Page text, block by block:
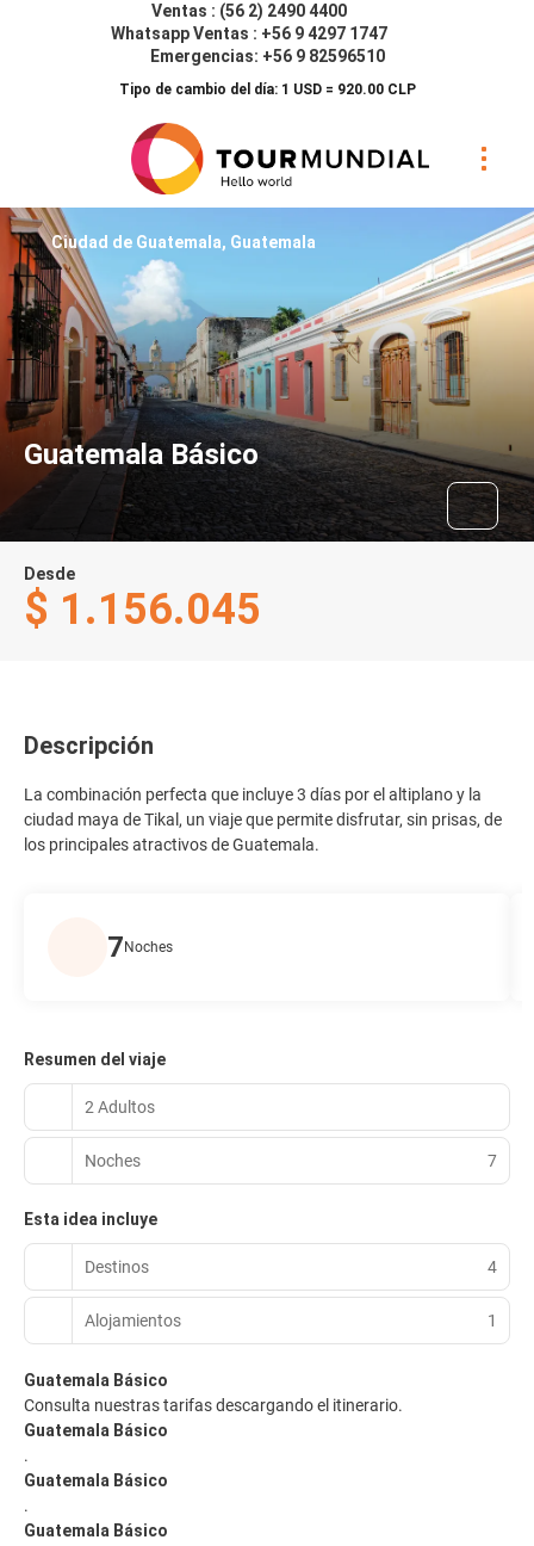
Ventas : (56 2) 2490 4400
Whatsapp Ventas : +56 9 4297 1747
Emergencias: +56 9 82596510
Tipo de cambio del día: 1 USD = 920.00 CLP
Guatemala Básico
Ciudad de Guatemala, Guatemala
Desde
$ 1.156.045
Descripción
La combinación perfecta que incluye 3 días por el altiplano y la
ciudad maya de Tikal, un viaje que permite disfrutar, sin prisas, de
los principales atractivos de Guatemala.
7 Noches
Resumen del viaje
2 Adultos
Noches 7
Esta idea incluye
Destinos 4
Alojamientos 1
Guatemala Básico
Consulta nuestras tarifas descargando el itinerario.
Guatemala Básico
.
Guatemala Básico
.
Guatemala Básico